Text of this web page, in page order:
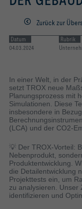
Zurück zur
Datum
04.03.2024
Rubrik
In einer Welt, in der
setzt TROX neue
Planungsprozess mit
Simulationen. Diese
insbesondere in
(LCA) und der CO2-
💡 Der TROX-Vorteil:
Nebenprodukt,
Produktentwicklung.
die Detailentwicklung
Projekttests ein, um
zu analysieren. Unser
identifizieren und